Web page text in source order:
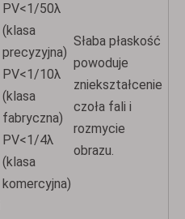
PV<1/50λ
(klasa
precyzyjna)
PV<1/10λ
(klasa
fabryczna)
PV<1/4λ
(klasa
komercyjna)
Słaba płaskość
powoduje
zniekształcenie
czoła fali i
rozmycie
obrazu.